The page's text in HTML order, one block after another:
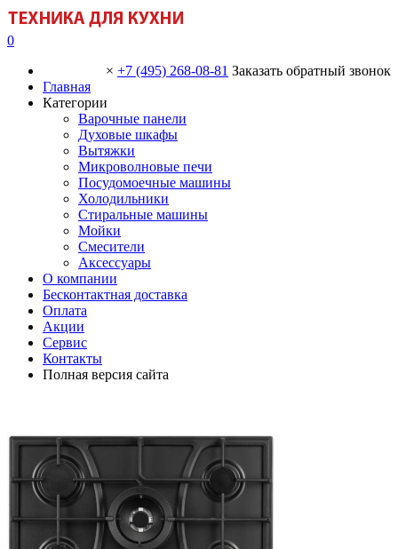
0
× +7 (495) 268-08-81 Заказать обратный звонок
Главная
Категории
Варочные панели
Духовые шкафы
Вытяжки
Микроволновые печи
Посудомоечные машины
Холодильники
Стиральные машины
Мойки
Смесители
Аксессуары
О компании
Бесконтактная доставка
Оплата
Акции
Сервис
Контакты
Полная версия сайта